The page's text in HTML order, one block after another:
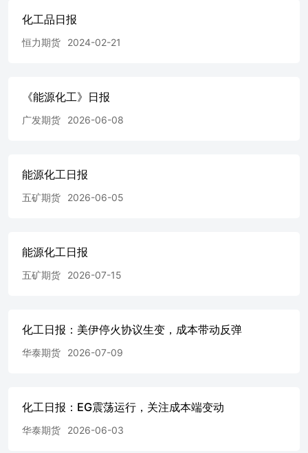
化工品日报
恒力期货 2024-02-21
《能源化工》日报
广发期货 2026-06-08
能源化工日报
五矿期货 2026-06-05
能源化工日报
五矿期货 2026-07-15
化工日报：美伊停火协议生变，成本带动反弹
华泰期货 2026-07-09
化工日报：EG震荡运行，关注成本端变动
华泰期货 2026-06-03